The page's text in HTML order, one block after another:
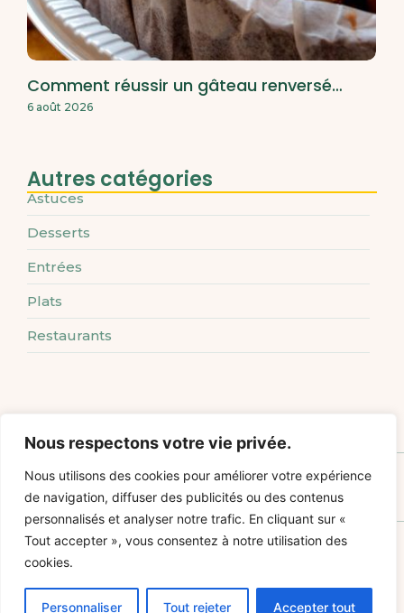
Nous respectons votre vie privée.
Nous utilisons des cookies pour améliorer votre expérience
de navigation, diffuser des publicités ou des contenus
personnalisés et analyser notre trafic. En cliquant sur «
Tout accepter », vous consentez à notre utilisation des
cookies.
Personnaliser Tout rejeter Accepter tout
Comment réussir un gâteau renversé…
6 août 2026
Autres catégories
Astuces
Desserts
Entrées
Plats
Restaurants
Verrine fraîche au tartare de concombre, tomate et mousse de thon